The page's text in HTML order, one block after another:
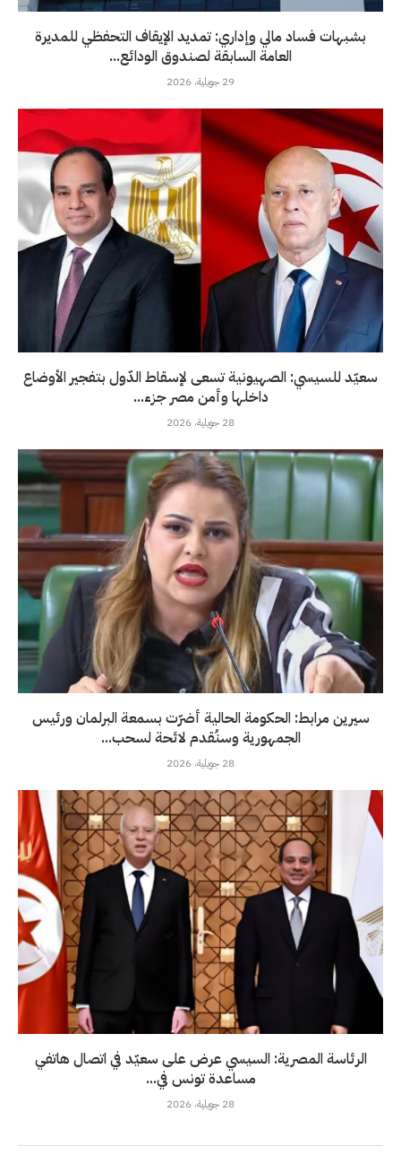
بشبهات فساد مالي وإداري: تمديد الإيقاف التحفظي للمديرة
العامة السابقة لصندوق الودائع...
29 جويلية، 2026
سعيّد للسيسي: الصهيونية تسعى لإسقاط الدّول بتفجير الأوضاع
داخلها وأمن مصر جزء...
28 جويلية، 2026
سيرين مرابط: الحكومة الحالية أضرّت بسمعة البرلمان ورئيس
الجمهورية وسنُقدم لائحة لسحب...
28 جويلية، 2026
الرئاسة المصرية: السيسي عرض على سعيّد في اتصال هاتفي
مساعدة تونس في...
28 جويلية، 2026